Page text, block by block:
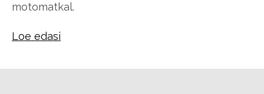
motomatkal.
Loe edasi